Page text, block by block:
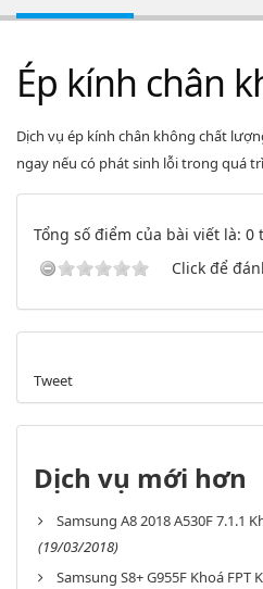
Ép kính chân
Dịch vụ ép kính chân không chất
ngay nếu có phát sinh lỗi trong quá
Tổng số điểm của bài viết là: 0
Click để
Tweet
Dịch vụ mới hơn
Samsung A8 2018 A530F 7.1.1
(19/03/2018)
Samsung S8+ G955F Khoá FPT